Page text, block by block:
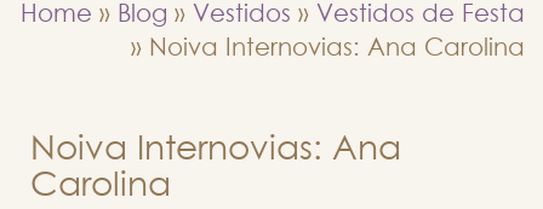
Home » Blog » Vestidos » Vestidos de Festa
» Noiva Internovias: Ana Carolina
Noiva Internovias: Ana
Carolina